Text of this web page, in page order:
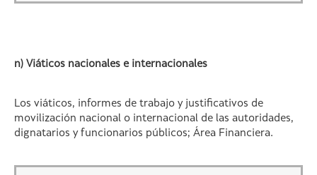
n) Viáticos nacionales e internacionales
Los viáticos, informes de trabajo y justificativos de
movilización nacional o internacional de las autoridades,
dignatarios y funcionarios públicos; Área Financiera.